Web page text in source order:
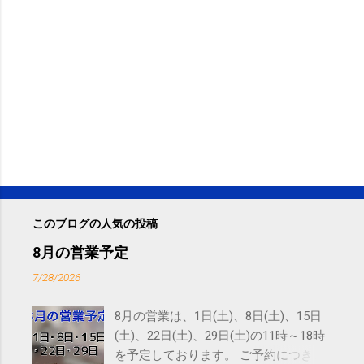
このブログの人気の投稿
8月の営業予定
7/28/2026
8月の営業は、1日(土)、8日(土)、15日
(土)、22日(土)、29日(土)の11時～18時
を予定しております。 ご予約につきま